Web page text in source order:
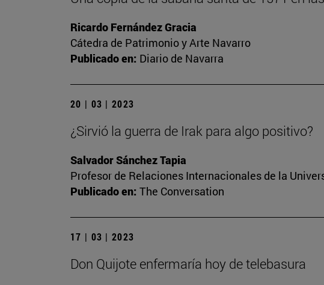
Ricardo Fernández Gracia
Cátedra de Patrimonio y Arte Navarro
Publicado en: Diario de Navarra
20 | 03 | 2023
¿Sirvió la guerra de Irak para algo positivo?
Salvador Sánchez Tapia
Profesor de Relaciones Internacionales de la
Publicado en: The Conversation
17 | 03 | 2023
Don Quijote enfermaría hoy de telebasura